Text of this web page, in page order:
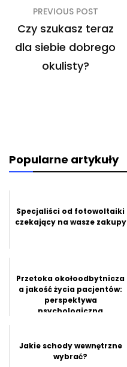
Nawigacja
wpisu
PREVIOUS POST
Czy szukasz teraz
dla siebie dobrego
okulisty?
Popularne artykuły
Specjaliści od fotowoltaiki
czekający na wasze zakupy
Przetoka okołoodbytnicza
a jakość życia pacjentów:
perspektywa
psychologiczna
Jakie schody wewnętrzne
wybrać?